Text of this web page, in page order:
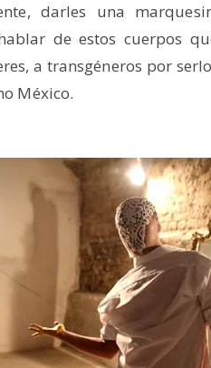
darles una
de estos cuerpos
a transgéneros por
México.